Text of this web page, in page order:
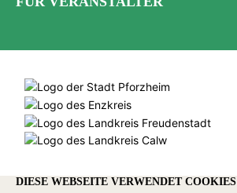
DIESE WEBSEITE VERWENDET COOKIES